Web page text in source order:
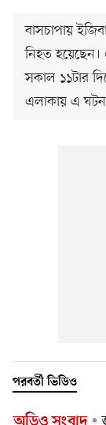
বাসচাপায়
নিহত
সকাল ১১টার
এলাকায় এ ঘটনা
পরবর্তী ভিডিও